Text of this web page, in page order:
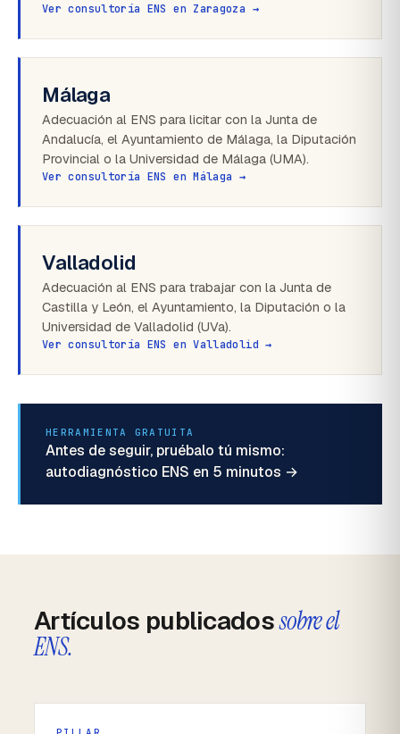
Ver consultoría ENS en Zaragoza →
Málaga
Adecuación al ENS para licitar con la Junta de
Andalucía, el Ayuntamiento de Málaga, la Diputación
Provincial o la Universidad de Málaga (UMA).
Ver consultoría ENS en Málaga →
Valladolid
Adecuación al ENS para trabajar con la Junta de
Castilla y León, el Ayuntamiento, la Diputación o la
Universidad de Valladolid (UVa).
Ver consultoría ENS en Valladolid →
HERRAMIENTA GRATUITA
Antes de seguir, pruébalo tú mismo:
autodiagnóstico ENS en 5 minutos →
Artículos publicadossobre el
ENS.